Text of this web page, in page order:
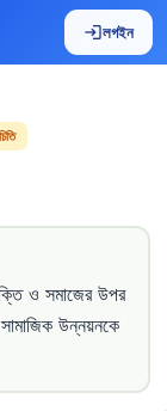
loginলগইন
ও সমাজের উপর
সামাজিক উন্নয়নকে